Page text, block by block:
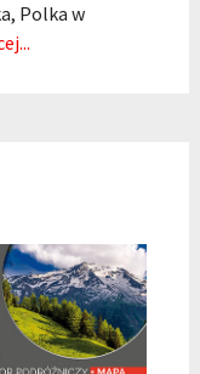
Polka w